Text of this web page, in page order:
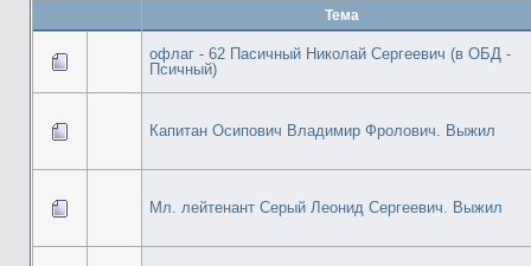
Тема
офлаг - 62 Пасичный Николай Сергеевич (в ОБД -
Псичный)
Капитан Осипович Владимир Фролович. Выжил
Мл. лейтенант Серый Леонид Сергеевич. Выжил